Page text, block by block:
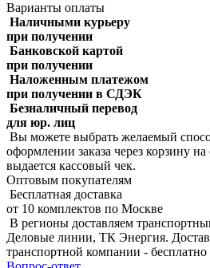
Варианты оплаты
Наличными курьеру
при получении
Банковской картой
при получении
Наложенным платежом
при получении в СДЭК
Безналичный перевод
для юр. лиц
Вы можете выбрать желаемый
оформлении заказа через корзину на
выдается кассовый чек.
Оптовым покупателям
Бесплатная доставка
от 10 комплектов по Москве
В регионы доставляем
Деловые линии, ТК Энергия.
транспортной компании - бесплатно